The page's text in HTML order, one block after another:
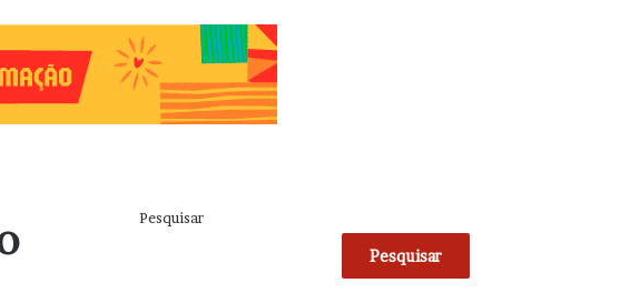
Pesquisar
Pesquisar